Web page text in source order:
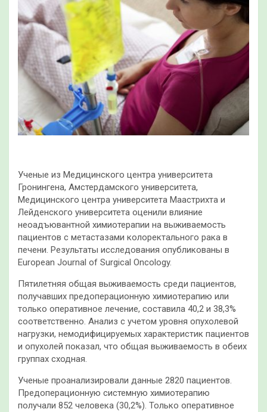
Ученые из Медицинского центра университета
Гронингена, Амстердамского университета,
Медицинского центра университета Маастрихта и
Лейденского университета оценили влияние
неоадъювантной химиотерапии на выживаемость
пациентов с метастазами колоректального рака в
печени. Результаты исследования опубликованы в
European Journal of Surgical Oncology.
Пятилетняя общая выживаемость среди пациентов,
получавших предоперационную химиотерапию или
только оперативное лечение, составила 40,2 и 38,3%
соответственно. Анализ с учетом уровня опухолевой
нагрузки, немодифицируемых характеристик пациентов
и опухолей показал, что общая выживаемость в обеих
группах сходная.
Ученые проанализировали данные 2820 пациентов.
Предоперационную системную химиотерапию
получали 852 человека (30,2%). Только оперативное